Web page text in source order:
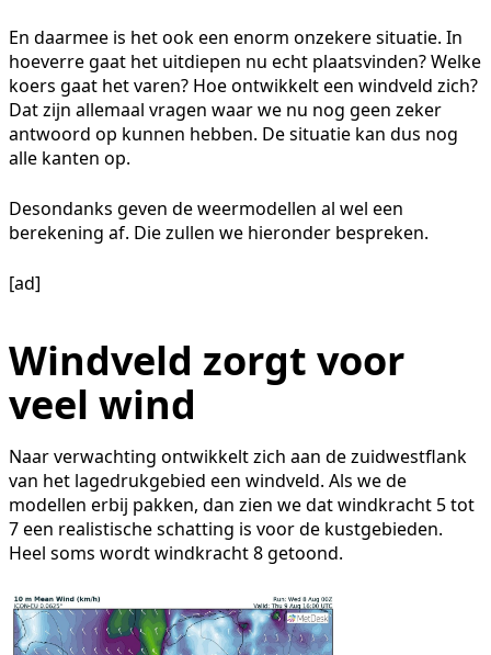
En daarmee is het ook een enorm onzekere situatie. In
hoeverre gaat het uitdiepen nu echt plaatsvinden? Welke
koers gaat het varen? Hoe ontwikkelt een windveld zich?
Dat zijn allemaal vragen waar we nu nog geen zeker
antwoord op kunnen hebben. De situatie kan dus nog
alle kanten op.
Desondanks geven de weermodellen al wel een
berekening af. Die zullen we hieronder bespreken.
[ad]
Windveld zorgt voor
veel wind
Naar verwachting ontwikkelt zich aan de zuidwestflank
van het lagedrukgebied een windveld. Als we de
modellen erbij pakken, dan zien we dat windkracht 5 tot
7 een realistische schatting is voor de kustgebieden.
Heel soms wordt windkracht 8 getoond.